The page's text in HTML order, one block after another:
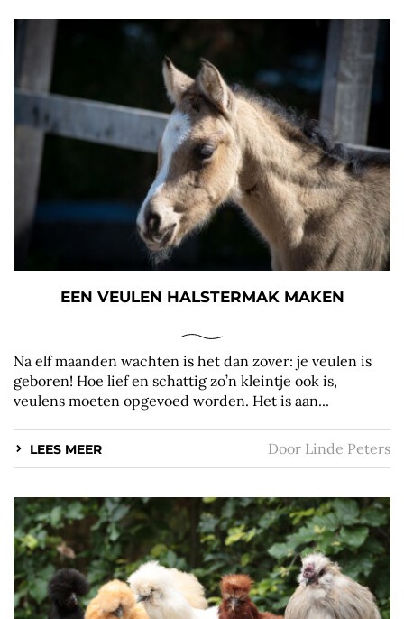
EEN VEULEN HALSTERMAK MAKEN
Na elf maanden wachten is het dan zover: je veulen is
geboren! Hoe lief en schattig zo’n kleintje ook is,
veulens moeten opgevoed worden. Het is aan...
LEES MEER Door Linde Peters